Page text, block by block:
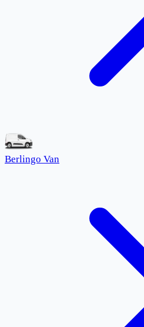
Berlingo Van